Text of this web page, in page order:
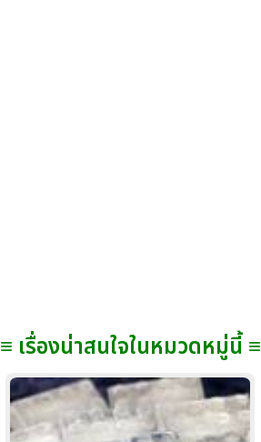
≡ เรื่องน่าสนใจในหมวดหมู่นี้ ≡